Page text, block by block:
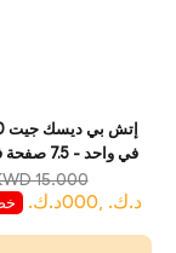
في واحد -
يو اس بي / واي-فاي /
15.000
د.ك. ,000د.ك.